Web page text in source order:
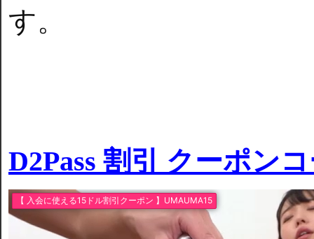
す。
D2Pass 割引 クーポン